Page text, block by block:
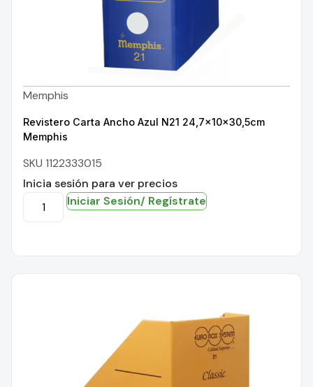
Memphis
Revistero Carta Ancho Azul N21 24,7x10x30,5cm
Memphis
SKU 1122333015
Inicia sesión para ver precios
Iniciar Sesión/ Regístrate